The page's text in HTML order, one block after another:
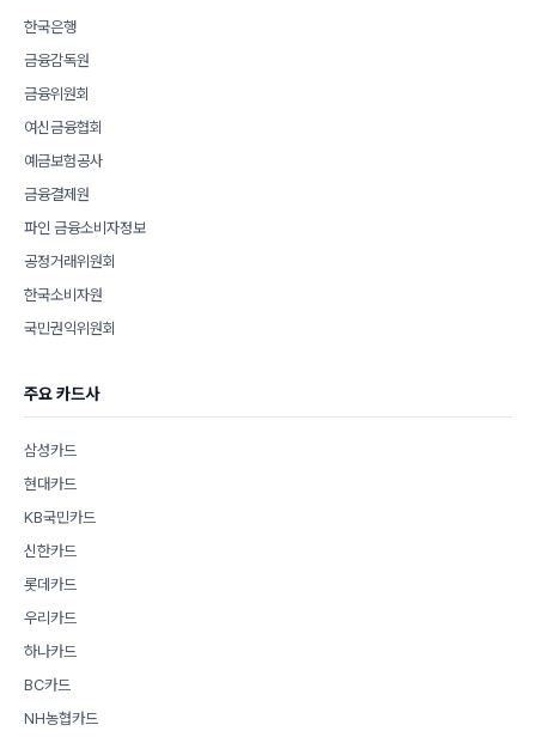
한국은행
금융감독원
금융위원회
여신금융협회
예금보험공사
금융결제원
파인 금융소비자정보
공정거래위원회
한국소비자원
국민권익위원회
주요 카드사
삼성카드
현대카드
KB국민카드
신한카드
롯데카드
우리카드
하나카드
BC카드
NH농협카드